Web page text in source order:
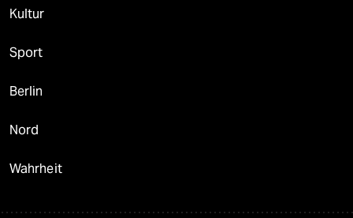
Kultur
Sport
Berlin
Nord
Wahrheit